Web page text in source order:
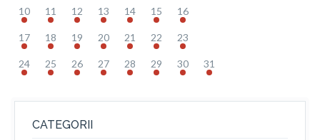
10 11 12 13 14 15 16
17 18 19 20 21 22 23
24 25 26 27 28 29 30 31
CATEGORII